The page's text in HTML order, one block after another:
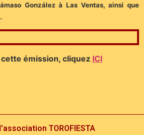
González à Las Ventas, ainsi que
émission, cliquez ICI
TOROFIESTA